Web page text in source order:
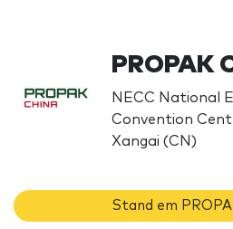
PROPAK
NECC National
Convention
Xangai (CN)
Stand em